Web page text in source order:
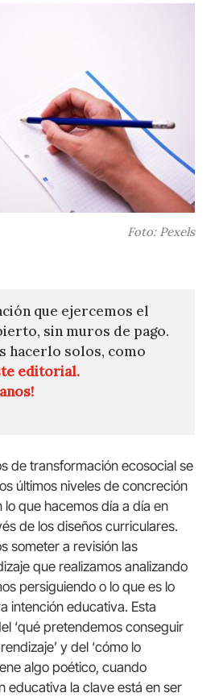
Foto: Pexels
que ejercemos el
sin muros de pago.
hacerlo solos, como
editorial.
de transformación ecosocial se
últimos niveles de concreción
lo que hacemos día a día en
de los diseños curriculares.
someter a revisión las
que realizamos analizando
persiguiendo o lo que es lo
intención educativa. Esta
‘qué pretendemos conseguir
y del ‘cómo lo
algo poético, cuando
educativa la clave está en ser